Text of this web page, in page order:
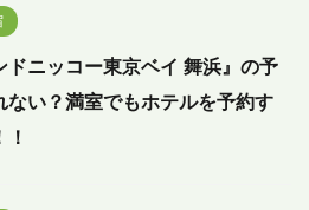
ドニッコー東京ベイ 舞浜』の予
ない？満室でもホテルを予約す